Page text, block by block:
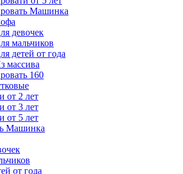
Машинка
девочек
мальчиков
детей от года
массива
160
от 2 лет
от 3 лет
от 5 лет
Машинка
от года